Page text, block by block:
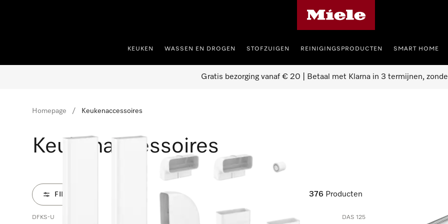
KEUKEN WASSEN EN DROGEN STOFZUIGEN REINIGINGSPRODUCTEN SMART HOME
Gratis bezorging vanaf € 20 | Betaal met Klarna in 3 termijnen,
Homepage Keukenaccessoires
Keukenaccessoires
FILTER 376 Producten
DFKS-U DAS 125